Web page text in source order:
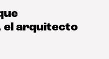
el arquitecto